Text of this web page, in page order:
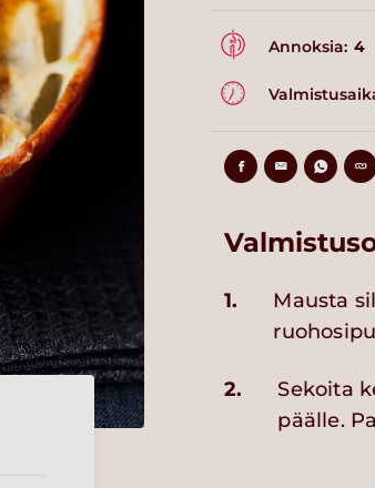
Annoksia: 4
1.
Mausta
2.
Sekoita
päälle.